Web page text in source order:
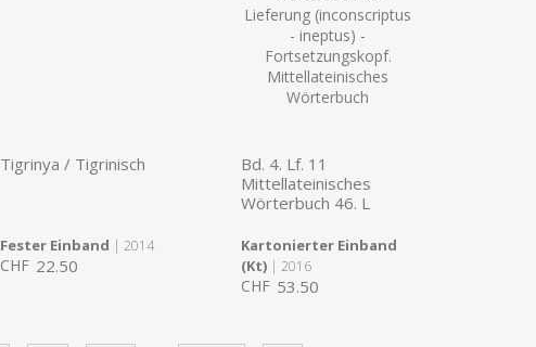
Tigrinya / Tigrinisch
Fester Einband | 2014
CHF 22.50
Bd. 4. Lf. 11
Mittellateinisches
Wörterbuch 46. L
Kartonierter Einband
(Kt) | 2016
CHF 53.50